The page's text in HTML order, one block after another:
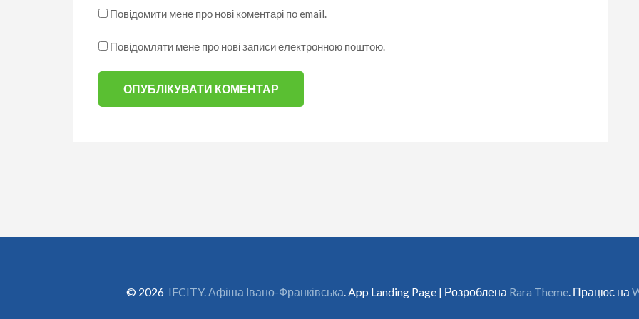
Повідомити мене про нові коментарі по email.
Повідомляти мене про нові записи електронною поштою.
© 2026 IFCITY. Афіша Івано-Франківська. App Landing Page | Розроблена Rara Theme. Працює на